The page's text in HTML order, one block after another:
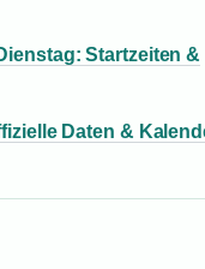
Startzeiten &
Daten &